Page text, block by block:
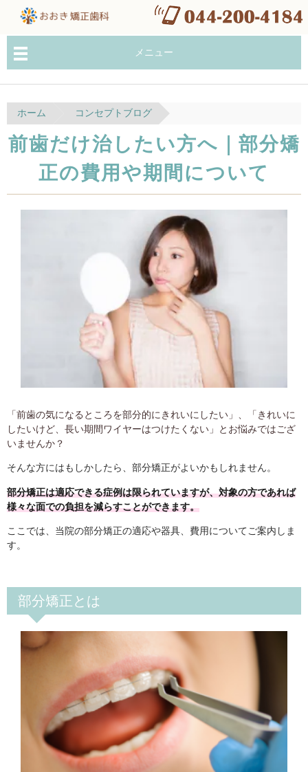
メニュー
ホーム コンセプトブログ
前歯だけ治したい方へ｜部分矯
正の費用や期間について
「前歯の気になるところを部分的にきれいにしたい」、「きれいに
したいけど、長い期間ワイヤーはつけたくない」とお悩みではござ
いませんか？
そんな方にはもしかしたら、部分矯正がよいかもしれません。
部分矯正は適応できる症例は限られていますが、対象の方であれば
様々な面での負担を減らすことができます。
ここでは、当院の部分矯正の適応や器具、費用についてご案内しま
す。
部分矯正とは